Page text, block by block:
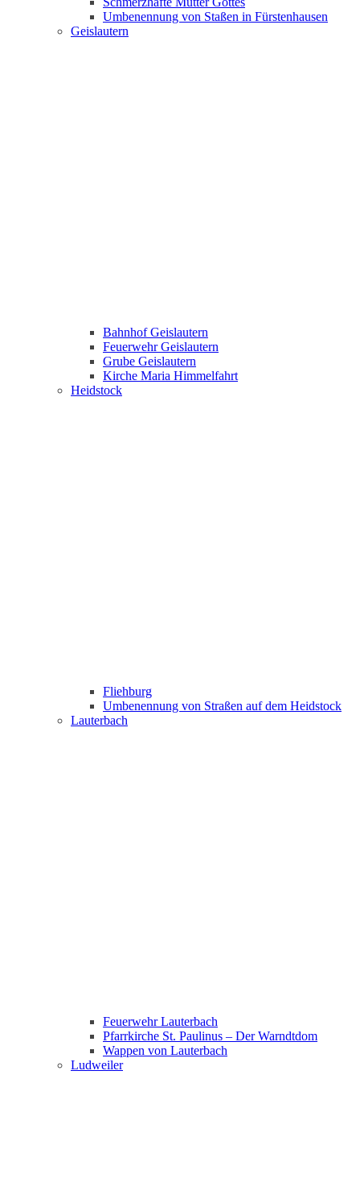
Umbenennung von Staßen in Fürstenhausen
Geislautern
Bahnhof Geislautern
Feuerwehr Geislautern
Grube Geislautern
Kirche Maria Himmelfahrt
Heidstock
Fliehburg
Umbenennung von Straßen auf dem Heidstock
Lauterbach
Feuerwehr Lauterbach
Pfarrkirche St. Paulinus – Der Warndtdom
Wappen von Lauterbach
Ludweiler